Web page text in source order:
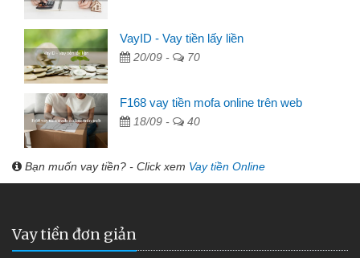
VayID - Vay tiền lấy liền
20/09 - 70
F168 vay tiền mofa online trên web
18/09 - 40
Bạn muốn vay tiền? - Click xem Vay tiền Online
Vay tiền đơn giản